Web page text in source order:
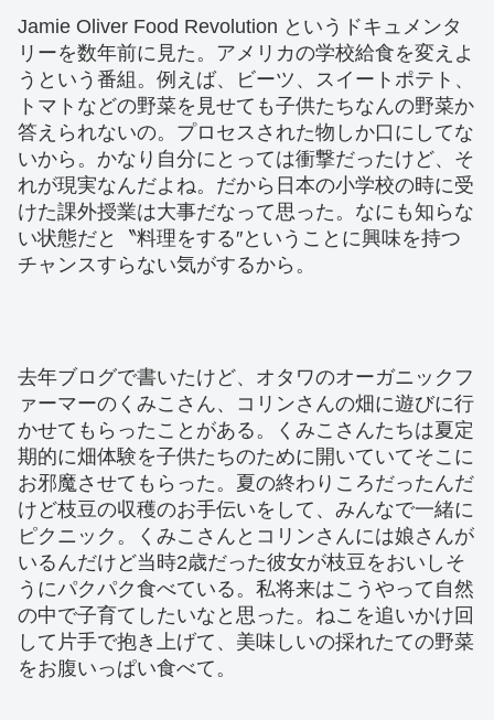
Jamie Oliver Food Revolution というドキュメンタ
リーを数年前に見た。アメリカの学校給食を変えよ
うという番組。例えば、ビーツ、スイートポテト、
トマトなどの野菜を見せても子供たちなんの野菜か
答えられないの。プロセスされた物しか口にしてな
いから。かなり自分にとっては衝撃だったけど、そ
れが現実なんだよね。だから日本の小学校の時に受
けた課外授業は大事だなって思った。なにも知らな
い状態だと〝料理をする″ということに興味を持つ
チャンスすらない気がするから。
去年ブログで書いたけど、オタワのオーガニックフ
ァーマーのくみこさん、コリンさんの畑に遊びに行
かせてもらったことがある。くみこさんたちは夏定
期的に畑体験を子供たちのために開いていてそこに
お邪魔させてもらった。夏の終わりころだったんだ
けど枝豆の収穫のお手伝いをして、みんなで一緒に
ピクニック。くみこさんとコリンさんには娘さんが
いるんだけど当時2歳だった彼女が枝豆をおいしそ
うにパクパク食べている。私将来はこうやって自然
の中で子育てしたいなと思った。ねこを追いかけ回
して片手で抱き上げて、美味しいの採れたての野菜
をお腹いっぱい食べて。